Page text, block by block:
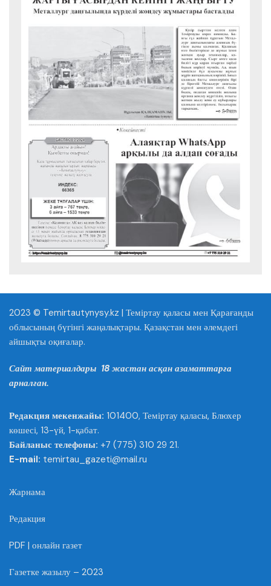
2023 © Temirtautynysy.kz | Теміртау қаласы мен Қарағанды
облысының бүгінгі жаңалықтары. Қазақстан мен әлемдегі
айшықты оқиғалар.
Сайт материалдары 18 жастан асқан азаматтарға
арналған.
Редакция мекенжайы: 101400, Теміртау қаласы, Блюхер
көшесі, 13-үй, 1-қабат.
Байланыс телефоны: +7 (775) 310 29 21.
E-mail: temirtau_gazeti@mail.ru
Жарнама
Редакция
PDF | онлайн газет
Газетке жазылу – 2023